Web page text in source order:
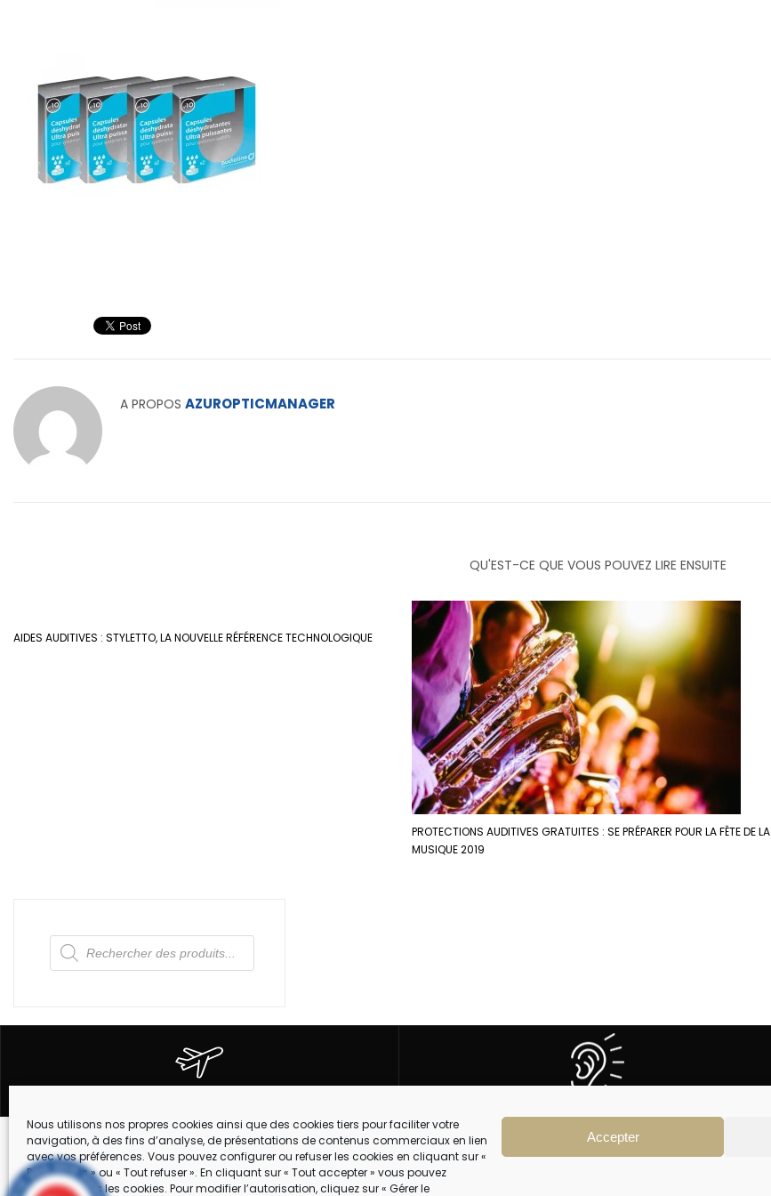
Nous utilisons nos propres cookies ainsi que des cookies tiers pour faciliter votre
navigation, à des fins d’analyse, de présentations de contenus commerciaux en lien
avec vos préférences. Vous pouvez configurer ou refuser les cookies en cliquant sur «
Préférences » ou « Tout refuser ». En cliquant sur « Tout accepter » vous pouvez
accepter tous les cookies. Pour modifier l’autorisation, cliquez sur « Gérer le
Accepter
A PROPOS AZUROPTICMANAGER
QU'EST-CE QUE VOUS POUVEZ LIRE ENSUITE
AIDES AUDITIVES : STYLETTO, LA NOUVELLE RÉFÉRENCE TECHNOLOGIQUE
PROTECTIONS AUDITIVES GRATUITES : SE PRÉPARER POUR LA FÊTE DE LA
MUSIQUE 2019
Recherche
de
produits
Suivez-nous ! MARQUES
CONTACT
CGV